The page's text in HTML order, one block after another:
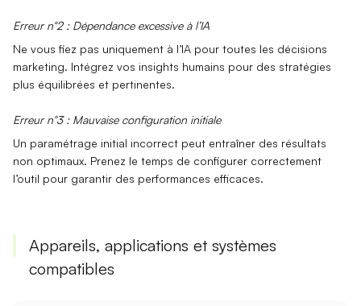
Erreur n°2 : Dépendance excessive à l’IA
Ne vous fiez pas uniquement à l’IA pour toutes les décisions
marketing. Intégrez vos insights humains pour des stratégies
plus équilibrées et pertinentes.
Erreur n°3 : Mauvaise configuration initiale
Un paramétrage initial incorrect peut entraîner des résultats
non optimaux. Prenez le temps de configurer correctement
l’outil pour garantir des performances efficaces.
Appareils, applications et systèmes
compatibles